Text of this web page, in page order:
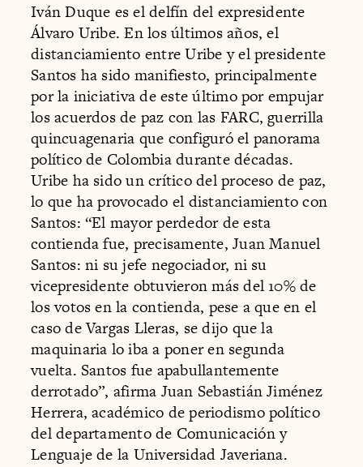
Iván Duque es el delfín del expresidente
Álvaro Uribe. En los últimos años, el
distanciamiento entre Uribe y el presidente
Santos ha sido manifiesto, principalmente
por la iniciativa de este último por empujar
los acuerdos de paz con las FARC, guerrilla
quincuagenaria que configuró el panorama
político de Colombia durante décadas.
Uribe ha sido un crítico del proceso de paz,
lo que ha provocado el distanciamiento con
Santos: “El mayor perdedor de esta
contienda fue, precisamente, Juan Manuel
Santos: ni su jefe negociador, ni su
vicepresidente obtuvieron más del 10% de
los votos en la contienda, pese a que en el
caso de Vargas Lleras, se dijo que la
maquinaria lo iba a poner en segunda
vuelta. Santos fue apabullantemente
derrotado”, afirma Juan Sebastián Jiménez
Herrera, académico de periodismo político
del departamento de Comunicación y
Lenguaje de la Universidad Javeriana.